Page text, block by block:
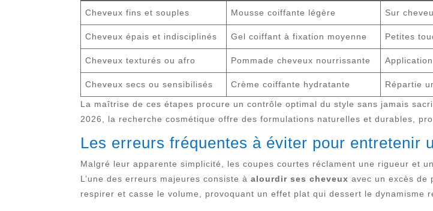
Cheveux fins et souples Mousse coiffante légère Sur
Cheveux épais et indisciplinés Gel coiffant à fixation moyenne Petites
Cheveux texturés ou afro Pommade cheveux nourrissante
Cheveux secs ou sensibilisés Crème coiffante hydratante Répartie
La maîtrise de ces étapes procure un contrôle optimal du style sans jamais
2026, la recherche cosmétique offre des formulations naturelles et durables,
Les erreurs fréquentes à éviter pour entretenir
Malgré leur apparente simplicité, les coupes courtes réclament une rigueur et
L’une des erreurs majeures consiste àalourdir ses cheveux avec un excès de
respirer et casse le volume, provoquant un effet plat qui dessert le dynamisme